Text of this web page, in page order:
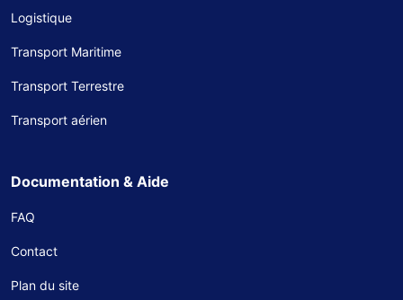
Logistique
Transport Maritime
Transport Terrestre
Transport aérien
Documentation & Aide
FAQ
Contact
Plan du site